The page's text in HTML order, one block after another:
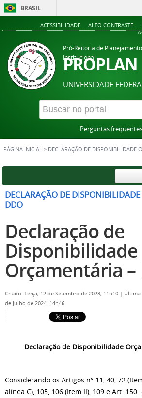
BRASIL
ACESSIBILIDADE ALTO CONTRASTE
Pró-Reitoria de
Institucional
PROPLAN
UNIVERSIDADE
Perguntas frequentes
PÁGINA INICIAL > DECLARAÇÃO DE DISPONIBILIDADE
DECLARAÇÃO DE
DDO
Declaração de
Disponibilidade
Orçamentária –
Criado: Terça, 12 de Setembro de 2023, 11h10 | Última
de Julho de 2024, 14h46
Declaração de Disponibilidade
Considerando os Artigos n° 11, 40, 72
alínea C), 105, 106 (Item II), 109 e Art. 150